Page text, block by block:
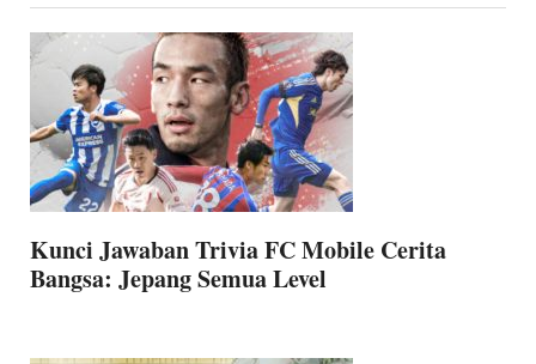
Kunci Jawaban Trivia FC Mobile Cerita
Bangsa: Jepang Semua Level